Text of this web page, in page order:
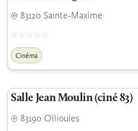
83120 Sainte-Maxime
Cinéma
Salle Jean Moulin (ciné 83)
83190 Ollioules